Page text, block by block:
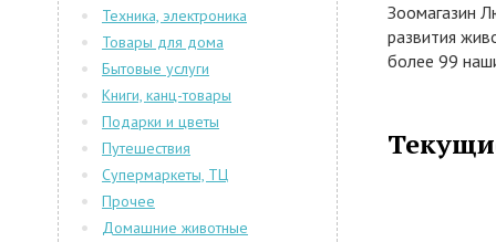
Зоомагазин
развития
более 99
постоянно
В магазине
уходу за
Техника, электроника
Товары для дома
Бытовые услуги
Книги, канц-товары
Подарки и цветы
Путешествия
Супермаркеты, ТЦ
Прочее
Домашние животные